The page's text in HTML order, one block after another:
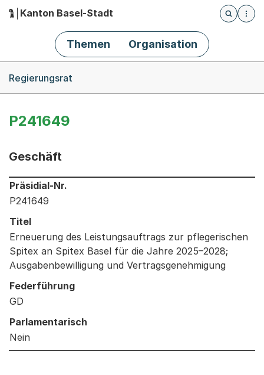
Hauptnavigation
Kanton Basel-Stadt
Öffnet
Themen Organisation
Regierungsrat
P241649
Geschäft
Informationen zum Ausgewählten Geschäft
Präsidial-Nr.
P241649
Titel
Erneuerung des Leistungsauftrags zur pflegerischen
Spitex an Spitex Basel für die Jahre 2025–2028;
Ausgabenbewilligung und Vertragsgenehmigung
Federführung
GD
Parlamentarisch
Nein